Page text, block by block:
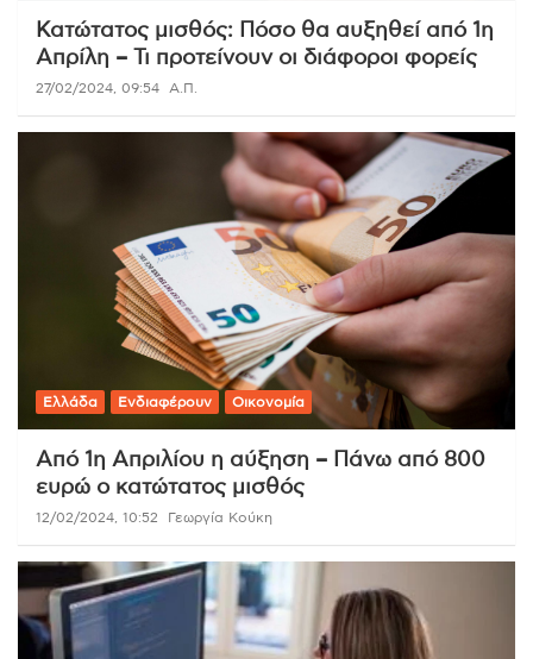
Κατώτατος μισθός: Πόσο θα αυξηθεί από 1η
Απρίλη – Τι προτείνουν οι διάφοροι φορείς
27/02/2024, 09:54 Α.Π.
Ελλάδα Ενδιαφέρουν Οικονομία
Από 1η Απριλίου η αύξηση – Πάνω από 800
ευρώ ο κατώτατος μισθός
12/02/2024, 10:52 Γεωργία Κούκη